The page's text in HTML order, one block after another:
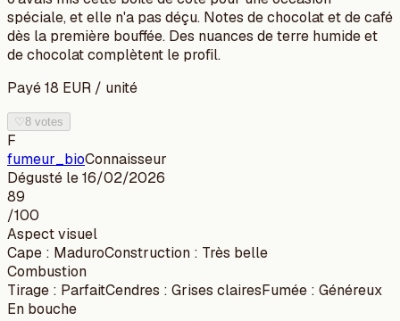
spéciale, et elle n'a pas déçu. Notes de chocolat et de café
dès la première bouffée. Des nuances de terre humide et
de chocolat complètent le profil.
Payé18 EUR / unité
♡8 votes
F
fumeur_bioConnaisseur
Dégusté le16/02/2026
89
/100
Aspect visuel
Cape : MaduroConstruction : Très belle
Combustion
Tirage : ParfaitCendres : Grises clairesFumée : Généreux
En bouche